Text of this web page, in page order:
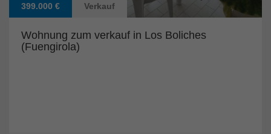
399.000 € Verkauf
Wohnung zum verkauf in Los Boliches
(Fuengirola)